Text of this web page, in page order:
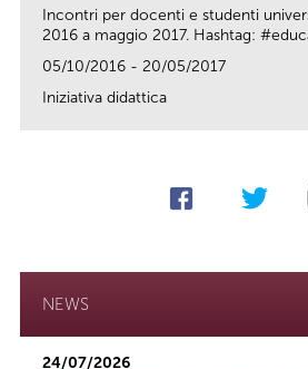
Incontri per docenti e studenti
2016 a maggio 2017. Hashtag:
05/10/2016 - 20/05/2017
Iniziativa didattica
NEWS
24/07/2026